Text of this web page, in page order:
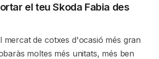
el teu Skoda Fabia des
mercat de cotxes d'ocasió més gran
moltes més unitats, més ben